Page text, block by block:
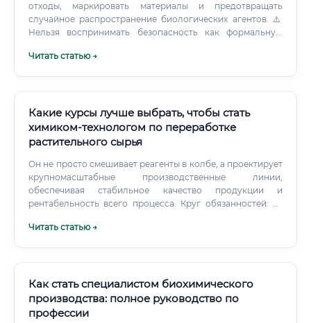
смены должности.
отходы, маркировать материалы и предотвращать
случайное распространение биологических агентов. ⚠️
Нельзя воспринимать безопасность как формальную
материал может стать источником загрязнения или
Читать статью →
Какие курсы лучше выбрать, чтобы стать
химиком-технологом по переработке
растительного сырья
Он не просто смешивает реагенты в колбе, а проектирует
крупномасштабные производственные линии,
обеспечивая стабильное качество продукции и
рентабельность всего процесса. Круг обязанностей: от
технолога многогранны и могут варьироваться в
Поиск и изучение новых видов растительного сырья и их
свойств. Разработка новых методов экстракции, очистки
и модификации веществ.
Читать статью →
Как стать специалистом биохимического
производства: полное руководство по
профессии